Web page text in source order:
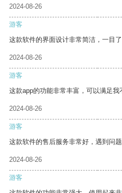
2024-08-26
游客
这款软件的界面设计非常简洁，一目了
2024-08-26
游客
这款app的功能非常丰富，可以满足我
2024-08-26
游客
这款软件的售后服务非常好，遇到问题
2024-08-26
游客